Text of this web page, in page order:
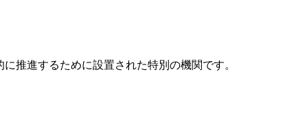
推進するために設置された特別の機関です。